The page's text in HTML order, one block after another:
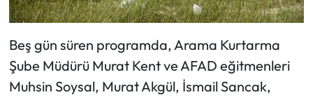
Beş gün süren programda, Arama Kurtarma
Şube Müdürü Murat Kent ve AFAD eğitmenleri
Muhsin Soysal, Murat Akgül, İsmail Sancak,